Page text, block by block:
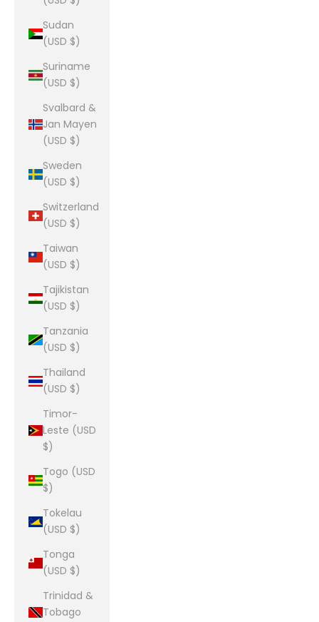
Sudan
(USD $)
Suriname
(USD $)
Svalbard &
Jan Mayen
(USD $)
Sweden
(USD $)
Switzerland
(USD $)
Taiwan
(USD $)
Tajikistan
(USD $)
Tanzania
(USD $)
Thailand
(USD $)
Timor-
Leste (USD
$)
Togo (USD
$)
Tokelau
(USD $)
Tonga
(USD $)
Trinidad &
Tobago